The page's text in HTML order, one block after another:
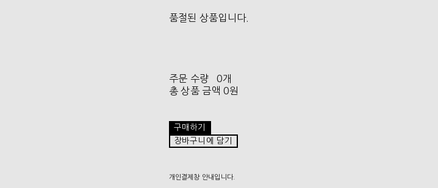
품절된 상품입니다.
주문 수량
0개
총 상품 금액 0원
구매하기
장바구니에 담기
개인결제창 안내입니다.